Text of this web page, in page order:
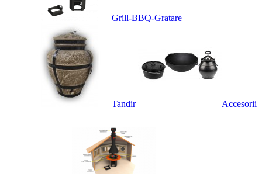
Grill-BBQ-Gratare
Tandir Accesorii